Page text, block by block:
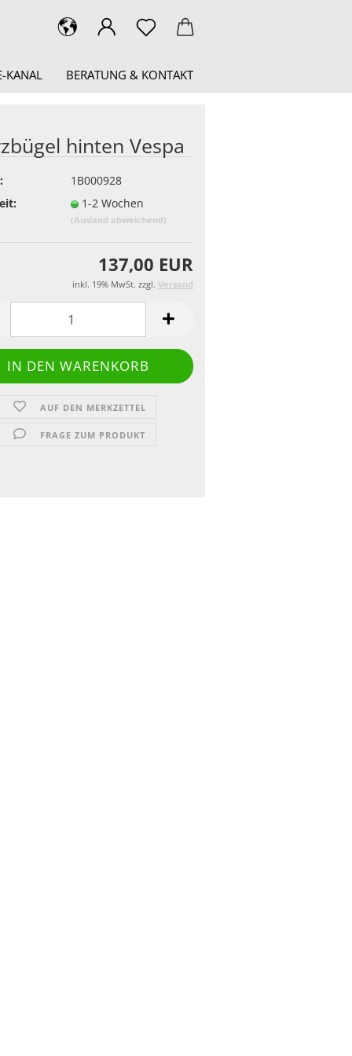
KANAL BERATUNG & KONTAKT
hinten Vespa
1B000928
1-2 Wochen
(Ausland abweichend)
137,00 EUR
inkl. 19% MwSt. zzgl. Versand
AUF DEN MERKZETTEL
FRAGE ZUM PRODUKT